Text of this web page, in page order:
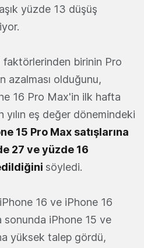
yüzde 13 düşüş
birinin Pro
azalması olduğunu,
16 Pro Max'in ilk hafta
yılın eş değer dönemindeki
15 Pro Max satışlarına
27 ve yüzde 16
söyledi.
16 ve iPhone 16
sonunda iPhone 15 ve
yüksek talep gördü,